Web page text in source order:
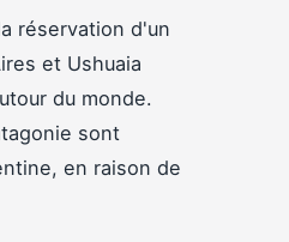
réservation d'un
et Ushuaia
du monde.
sont
en raison de